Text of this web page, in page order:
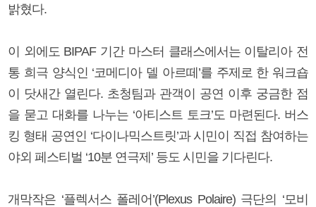
밝혔다.
이 외에도 BIPAF 기간 마스터 클래스에서는 이탈리아 전
통 희극 양식인 ‘코메디아 델 아르떼’를 주제로 한 워크숍
이 닷새간 열린다. 초청팀과 관객이 공연 이후 궁금한 점
을 묻고 대화를 나누는 ‘아티스트 토크’도 마련된다. 버스
킹 형태 공연인 ‘다이나믹스트릿’과 시민이 직접 참여하는
야외 페스티벌 ‘10분 연극제’ 등도 시민을 기다린다.
개막작은 ‘플렉서스 폴레어’(Plexus Polaire) 극단의 ‘모비